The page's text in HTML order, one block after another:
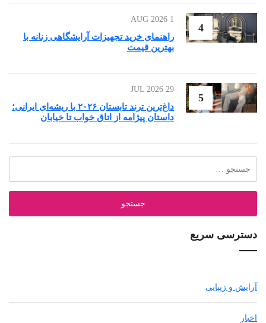
4
1 AUG 2026
راهنمای خرید تجهیزات آرایشگاهی زنانه با
بهترین قیمت
5
29 JUL 2026
داغ‌ترین ترند تابستان ۲۰۲۶ با ریشه‌ای ایرانی؛
داستان پیژامه از اتاق خواب تا خیابان
برای:
دسترسی سریع
آرایش و زیبایی
اخبار